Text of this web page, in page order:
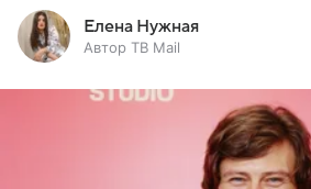
Елена Нужная
Автор ТВ Mail